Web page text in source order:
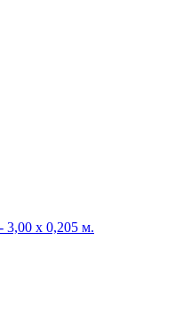
х 0,205 м.